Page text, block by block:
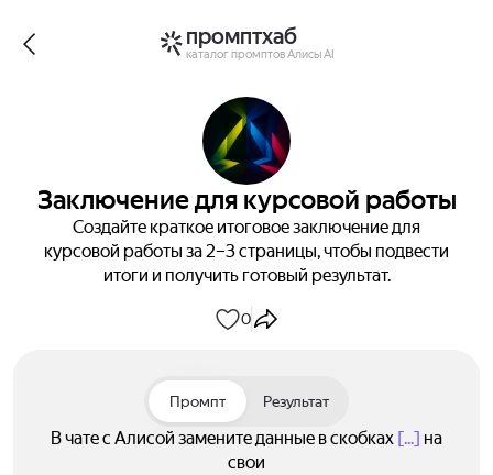
промптхаб
каталог промптов Алисы AI
Заключение для курсовой работы
Создайте краткое итоговое заключение для
курсовой работы за 2–3 страницы, чтобы подвести
итоги и получить готовый результат.
0
Промпт Результат
В чате с Алисой замените данные в скобках [...] на
свои